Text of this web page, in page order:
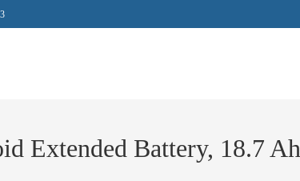
Extended Battery, 18.7 Ah